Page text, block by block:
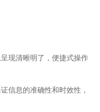
现清晰明了，便捷式操作
信息的准确性和时效性，